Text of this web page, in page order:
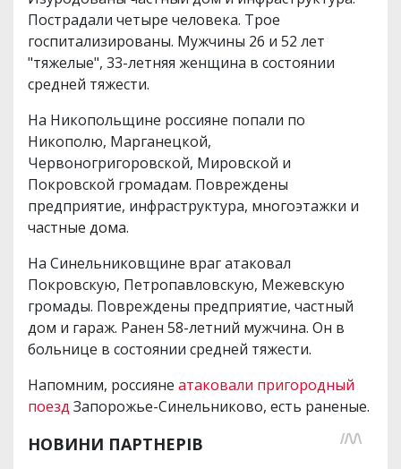
Пострадали четыре человека. Трое
госпитализированы. Мужчины 26 и 52 лет
"тяжелые", 33-летняя женщина в состоянии
средней тяжести.
На Никопольщине россияне попали по
Никополю, Марганецкой,
Червоногригоровской, Мировской и
Покровской громадам. Повреждены
предприятие, инфраструктура, многоэтажки и
частные дома.
На Синельниковщине враг атаковал
Покровскую, Петропавловскую, Межевскую
громады. Повреждены предприятие, частный
дом и гараж. Ранен 58-летний мужчина. Он в
больнице в состоянии средней тяжести.
Напомним, россияне атаковали пригородный
поезд Запорожье-Синельниково, есть раненые.